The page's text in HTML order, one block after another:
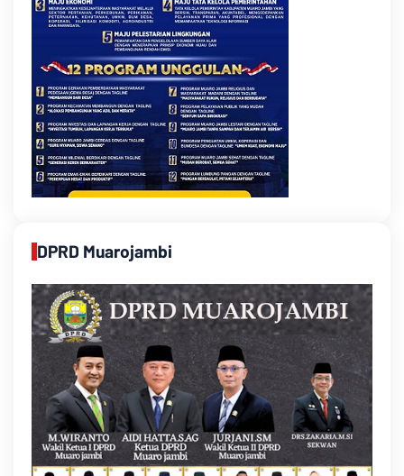
DPRD Muarojambi